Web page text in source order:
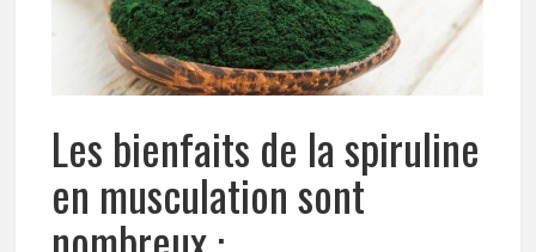
Les bienfaits de la spiruline
en musculation sont